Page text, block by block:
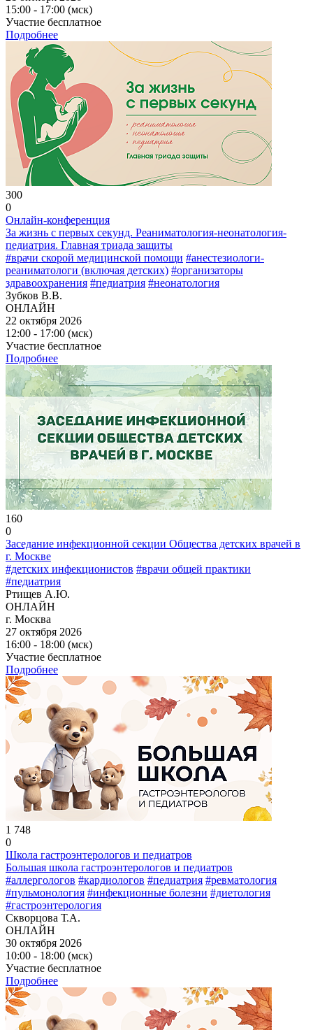
15:00 - 17:00 (мск)
Участие бесплатное
Подробнее
300
0
Онлайн-конференция
За жизнь с первых секунд. Реаниматология-неонатология-
педиатрия. Главная триада защиты
#врачи скорой медицинской помощи #анестезиологи-
реаниматологи (включая детских) #организаторы
здравоохранения #педиатрия #неонатология
Зубков В.В.
ОНЛАЙН
22 октября 2026
12:00 - 17:00 (мск)
Участие бесплатное
Подробнее
160
0
Заседание инфекционной секции Общества детских врачей в
г. Москве
#детских инфекционистов #врачи общей практики
#педиатрия
Ртищев А.Ю.
ОНЛАЙН
г. Москва
27 октября 2026
16:00 - 18:00 (мск)
Участие бесплатное
Подробнее
1 748
0
Школа гастроэнтерологов и педиатров
Большая школа гастроэнтерологов и педиатров
#аллергологов #кардиологов #педиатрия #ревматология
#пульмонология #инфекционные болезни #диетология
#гастроэнтерология
Скворцова Т.А.
ОНЛАЙН
30 октября 2026
10:00 - 18:00 (мск)
Участие бесплатное
Подробнее